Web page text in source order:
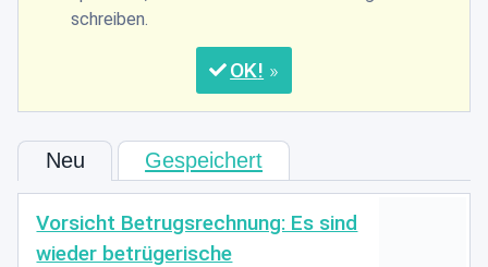
schreiben.
OK
Neu Gespeichert
Vorsicht Betrugsrechnung: Es sind
wieder betrügerische